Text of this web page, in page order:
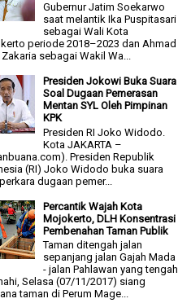
Gubernur Jatim Soekarwo
saat melantik Ika Puspitasari
sebagai Wali Kota
periode 2018–2023 dan Ahmad
sebagai Wakil Wa...
Presiden Jokowi Buka Suara
Soal Dugaan Pemerasan
Mentan SYL Oleh Pimpinan
KPK
Presiden RI Joko Widodo.
Kota JAKARTA –
Presiden Republik
(RI) Joko Widodo buka suara
dugaan pemer...
Percantik Wajah Kota
Mojokerto, DLH Konsentrasi
Pembenahan Taman Publik
Taman ditengah jalan
sepanjang jalan Gajah Mada
- jalan Pahlawan yang tengah
Selasa (07/11/2017) siang
taman di Perum Mage...